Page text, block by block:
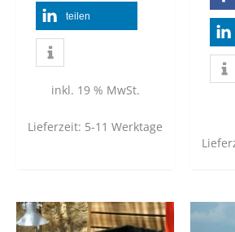
teilen
inkl. 19 % MwSt.
Lieferzeit: 5-11 Werktage
Dieses